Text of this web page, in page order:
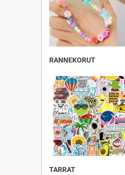
RANNEKORUT
TARRAT